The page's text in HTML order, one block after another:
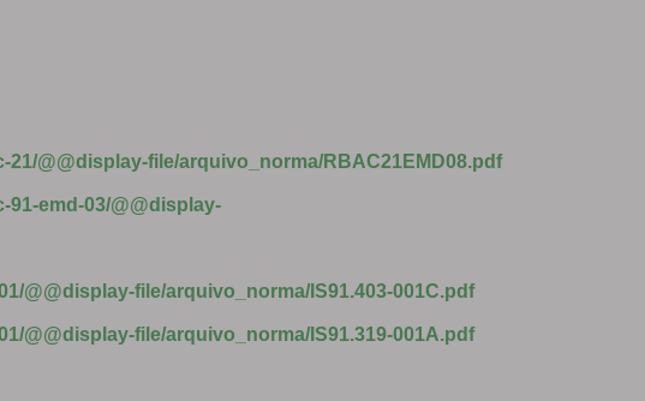
@@display-file/arquivo_norma/RBAC21EMD08.pdf
emd-03/@@display-
@@display-file/arquivo_norma/IS91.403-001C.pdf
@@display-file/arquivo_norma/IS91.319-001A.pdf